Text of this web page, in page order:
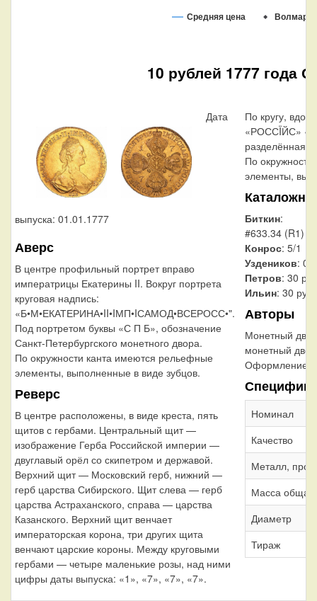
Средняя цена Волмар
10 рублей 1777 года
Дата
выпуска: 01.01.1777
Аверс
В центре профильный портрет вправо
императрицы Екатерины II. Вокруг портрета
круговая надпись:
«Б•М•ЕКАТЕРИНА•II•IМП•IСАМОД•ВСЕРОСС•".
Под портретом буквы «С П Б», обозначение
Санкт-Петербургского монетного двора.
По окружности канта имеются рельефные
элементы, выполненные в виде зубцов.
Реверс
В центре расположены, в виде креста, пять
щитов с гербами. Центральный щит —
изображение Герба Российской империи —
двуглавый орёл со скипетром и державой.
Верхний щит — Московский герб, нижний —
герб царства Сибирского. Щит слева — герб
царства Астраханского, справа — царства
Казанского. Верхний щит венчает
императорская корона, три других щита
венчают царские короны. Между круговыми
гербами — четыре маленькие розы, над ними
цифры даты выпуска: «1», «7», «7», «7».
По кругу,
«РОССÏЙС»
разделённая
По
элементы,
Биткин:
#633.34 (R1)
Конрос: 5/1
Уздеников:
Петров: 30
Ильин: 30
Авторы
Монетный
монетный двор
Оформление
Номинал
Качество
Металл,
Масса общая
Диаметр
Тираж